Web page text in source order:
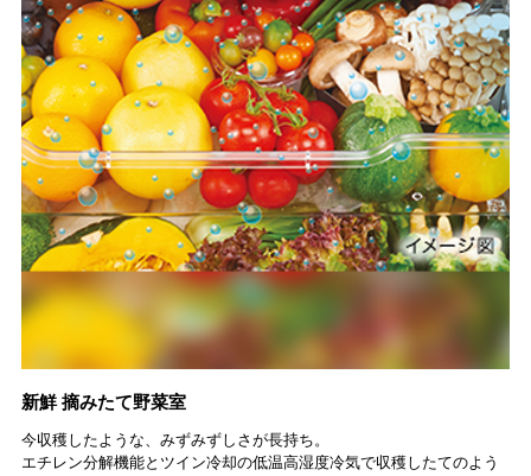
新鮮 摘みたて野菜室
今収穫したような、みずみずしさが長持ち。
エチレン分解機能とツイン冷却の低温高湿度冷気で収穫したてのよう